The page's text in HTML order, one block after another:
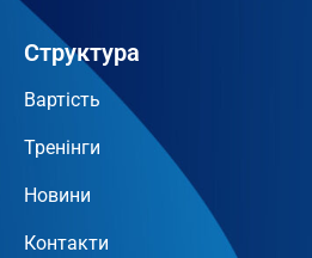
Структура
Вартість
Тренінги
Новини
Контакти